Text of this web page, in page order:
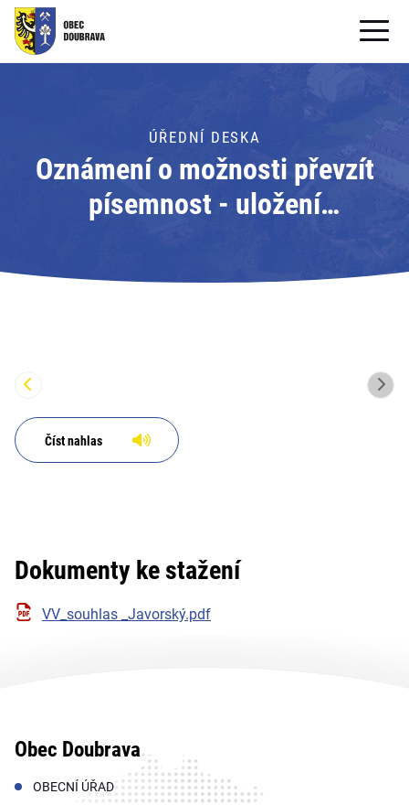
OBECNÍ ÚŘAD
PRO OBČANY
Formuláře ke stažení
PRO TURISTY
ÚŘEDNÍ DESKA
Oznámení o možnosti převzít
písemnost - uložení
úřad Doubrava
Číst nahlas
Dokumenty ke stažení
VV_souhlas _Javorský.pdf
Obec Doubrava
OBECNÍ ÚŘAD